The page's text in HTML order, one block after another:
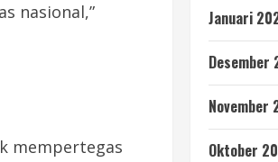
nasional,”
mempertegas
Januari
Desember
November
Oktober